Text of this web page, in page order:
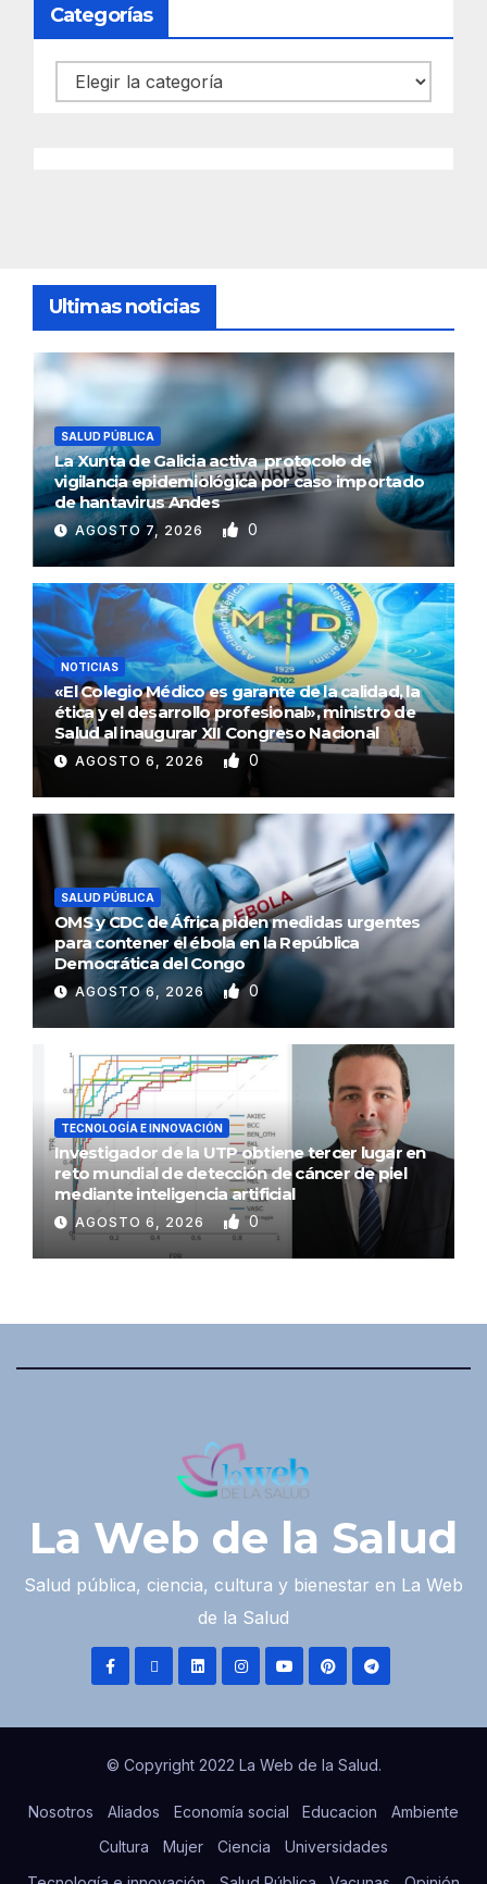
Categorías
Categorías
Ultimas noticias
SALUD PÚBLICA
La Xunta de Galicia activa protocolo de
vigilancia epidemiológica por caso importado
de hantavirus Andes
AGOSTO 7, 2026 0
NOTICIAS
«El Colegio Médico es garante de la calidad, la
ética y el desarrollo profesional», ministro de
Salud al inaugurar XII Congreso Nacional
AGOSTO 6, 2026 0
SALUD PÚBLICA
OMS y CDC de África piden medidas urgentes
para contener el ébola en la República
Democrática del Congo
AGOSTO 6, 2026 0
TECNOLOGÍA E INNOVACIÓN
Investigador de la UTP obtiene tercer lugar en
reto mundial de detección de cáncer de piel
mediante inteligencia artificial
AGOSTO 6, 2026 0
La Web de la Salud
Salud pública, ciencia, cultura y bienestar en La Web
de la Salud
© Copyright 2022 La Web de la Salud.
Nosotros Aliados Economía social Educacion
Ambiente
Cultura
Mujer Ciencia
Universidades